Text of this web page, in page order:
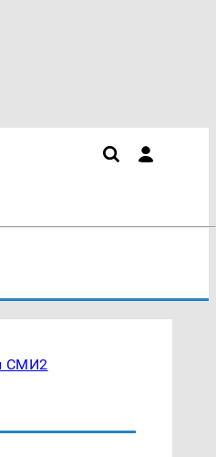
СМИ2